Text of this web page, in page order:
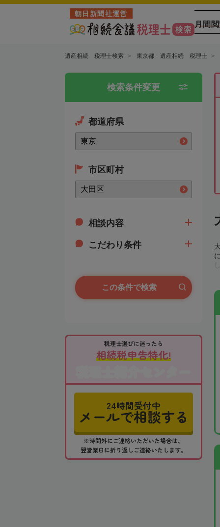
朝日新聞社運営
月間
遺産相続 税理士検索 東京都 遺産相続 税理士
検索条件変更
都道府県
市区町村
相談内容
こだわり条件
この条件で検索
税理士選びに迷ったら
相続税申告特化!
税理士紹介センター
24時間受付中
メールで相談する
※時間外にご連絡いただいた場合は、
翌営業日に折り返しご連絡いたします。